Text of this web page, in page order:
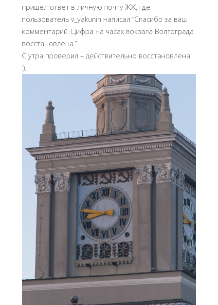
пришел ответ в личную почту ЖЖ, где
пользователь v_yakunin написал “Спасибо за ваш
комментарий. Цифра на часах вокзала Волгограда
восстановлена.”
С утра проверил – действительно восстановлена
:).